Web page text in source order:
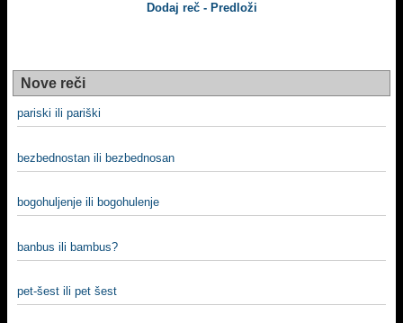
Dodaj reč - Predloži
Nove reči
pariski ili pariški
bezbednostan ili bezbednosan
bogohuljenje ili bogohulenje
banbus ili bambus?
pet-šest ili pet šest